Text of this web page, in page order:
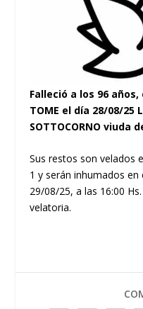
Falleció a los 96
TOME el día 28/08/25
SOTTOCORNO viuda
Sus restos son velados
1 y serán inhumados en
29/08/25, a las 16:00
velatoria.